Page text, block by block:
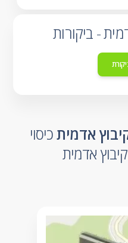
- ביקורות
אדמיתכיסוי
אדמית